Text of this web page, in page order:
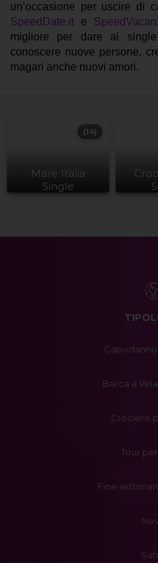
un’occasione per uscire di
SpeedDate.it
e
migliore per dare ai
conoscere nuove persone,
magari anche nuovi amori.
Mare Italia
Single
(14)
Barca a
Crociere
Tour
Fine